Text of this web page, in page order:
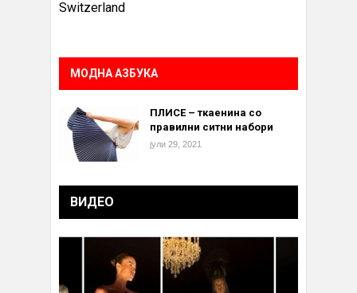
Switzerland
МОДНА АЗБУКА
ПЛИСЕ – ткаенина со
правилни ситни набори
јули 29, 2021
ВИДЕО